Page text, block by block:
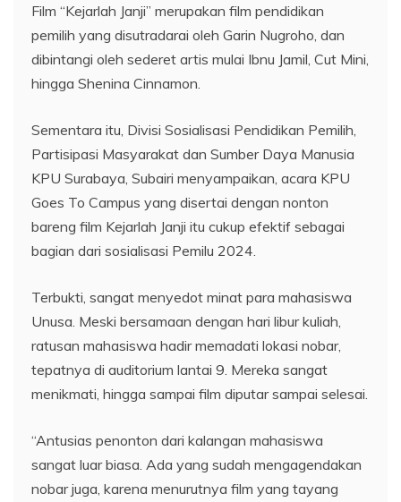
Film “Kejarlah Janji” merupakan film pendidikan
pemilih yang disutradarai oleh Garin Nugroho, dan
dibintangi oleh sederet artis mulai Ibnu Jamil, Cut Mini,
hingga Shenina Cinnamon.
Sementara itu, Divisi Sosialisasi Pendidikan Pemilih,
Partisipasi Masyarakat dan Sumber Daya Manusia
KPU Surabaya, Subairi menyampaikan, acara KPU
Goes To Campus yang disertai dengan nonton
bareng film Kejarlah Janji itu cukup efektif sebagai
bagian dari sosialisasi Pemilu 2024.
Terbukti, sangat menyedot minat para mahasiswa
Unusa. Meski bersamaan dengan hari libur kuliah,
ratusan mahasiswa hadir memadati lokasi nobar,
tepatnya di auditorium lantai 9. Mereka sangat
menikmati, hingga sampai film diputar sampai selesai.
“Antusias penonton dari kalangan mahasiswa
sangat luar biasa. Ada yang sudah mengagendakan
nobar juga, karena menurutnya film yang tayang